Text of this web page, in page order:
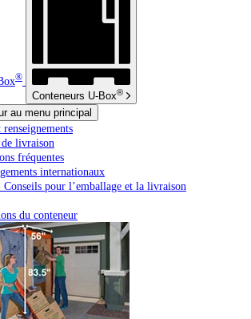
®
Conteneurs U-Box®
au menu principal
livraison
fréquentes
internationaux
Conseils pour l’emballage et la livraison
du conteneur